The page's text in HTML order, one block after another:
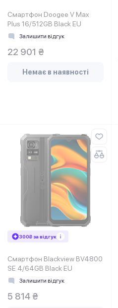
Смартфон Doogee V Max
Plus 16/512GB Black EU
Залишити відгук
22 901 ₴
Немає в наявності
300₴ за відгук
Смартфон Blackview BV4800
SE 4/64GB Black EU
Залишити відгук
5 814 ₴